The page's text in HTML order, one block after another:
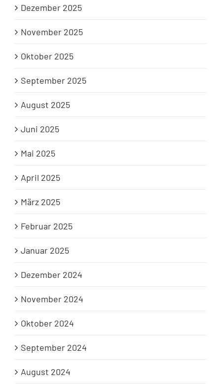
Dezember 2025
November 2025
Oktober 2025
September 2025
August 2025
Juni 2025
Mai 2025
April 2025
März 2025
Februar 2025
Januar 2025
Dezember 2024
November 2024
Oktober 2024
September 2024
August 2024